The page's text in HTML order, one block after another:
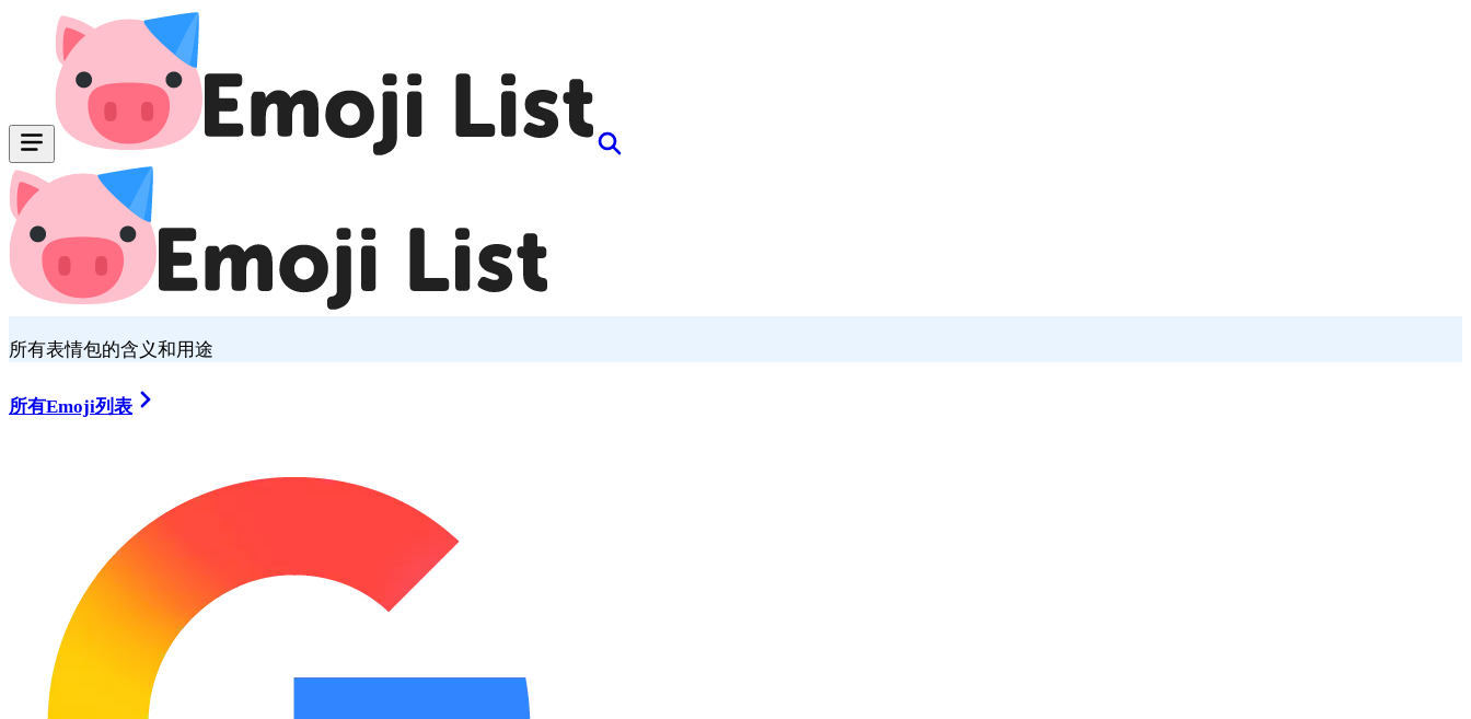
所有表情包的含义和用途
所有Emoji列表